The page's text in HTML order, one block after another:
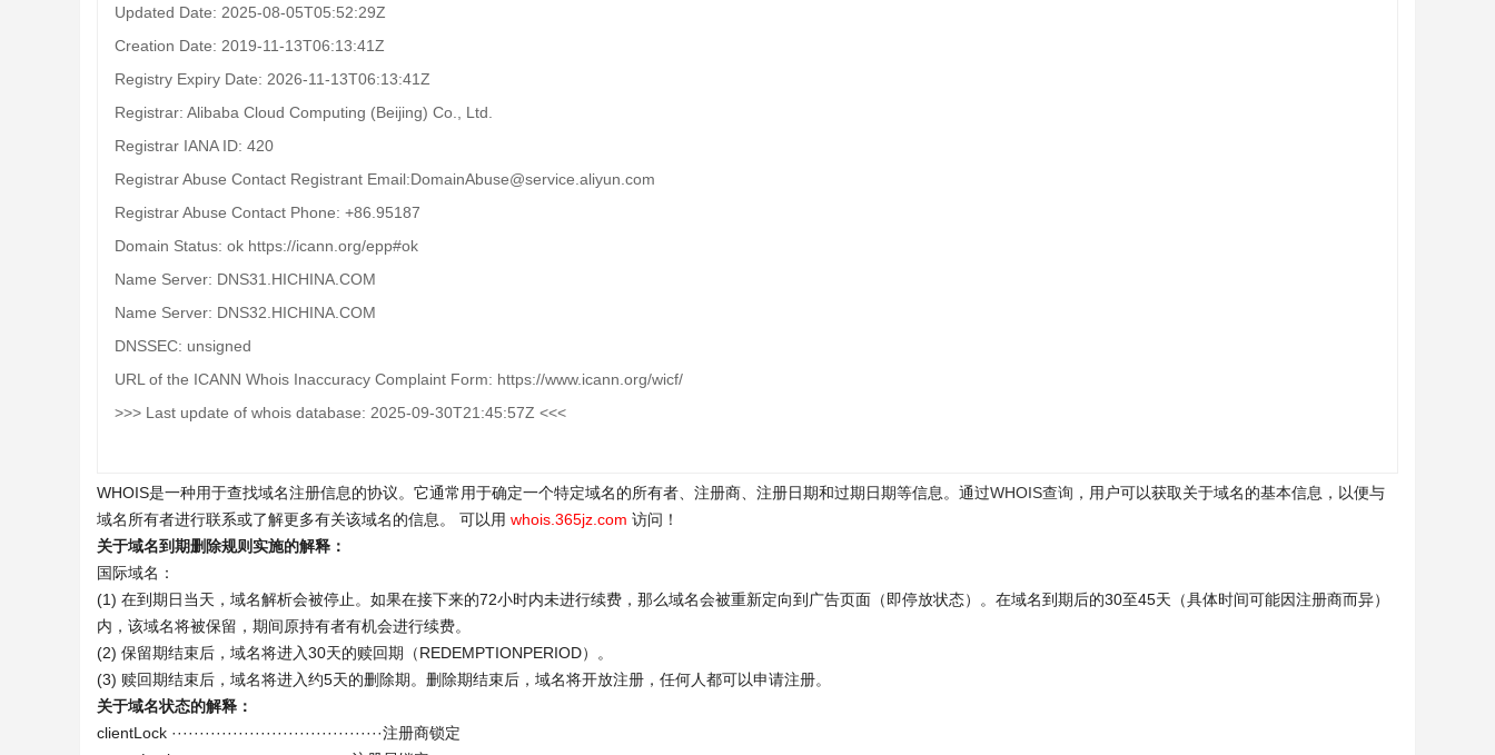
Updated Date: 2025-08-05T05:52:29Z
Creation Date: 2019-11-13T06:13:41Z
Registry Expiry Date: 2026-11-13T06:13:41Z
Registrar: Alibaba Cloud Computing (Beijing) Co., Ltd.
Registrar IANA ID: 420
Registrar Abuse Contact Registrant Email:DomainAbuse@service.aliyun.com
Registrar Abuse Contact Phone: +86.95187
Domain Status: ok https://icann.org/epp#ok
Name Server: DNS31.HICHINA.COM
Name Server: DNS32.HICHINA.COM
DNSSEC: unsigned
URL of the ICANN Whois Inaccuracy Complaint Form: https://www.icann.org/wicf/
>>> Last update of whois database: 2025-09-30T21:45:57Z <<<
WHOIS是一种用于查找域名注册信息的协议。它通常用于确定一个特定域名的所有者、注册商、注册日期和过期日期等信息。通过WHOIS查询 ，用户可以获取关于域名的基本信息，以便与
域名所有者进行联系或了解更多有关该域名的信息。 可以用 whois.365jz.com 访问！
关于域名到期删除规则实施的解释：
国际域名：
(1) 在到期日当天，域名解析会被停止。如果在接下来的72小时内未进行续费，那么域名会被重新定向到广告页面（即停放状态）。在域名到期后的30至45天（具体时间可能因注册商而异）
内，该域名将被保留，期间原持有者有机会进行续费。
(2) 保留期结束后，域名将进入30天的赎回期（REDEMPTIONPERIOD）。
(3) 赎回期结束后，域名将进入约5天的删除期。删除期结束后，域名将开放注册，任何人都可以申请注册。
关于域名状态的解释：
clientLock ······································注册商锁定